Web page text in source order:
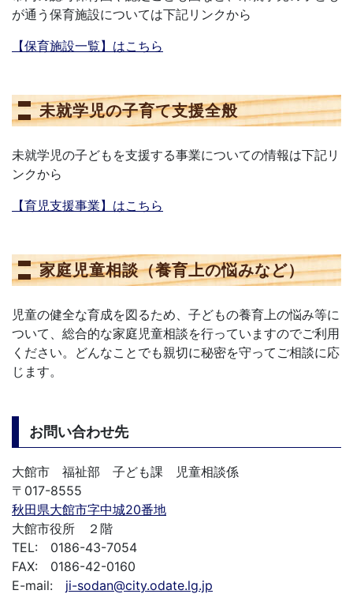
が通う保育施設については下記リンクから
【保育施設一覧】はこちら
未就学児の子育て支援全般
未就学児の子どもを支援する事業についての情報は下記リ
ンクから
【育児支援事業】はこちら
家庭児童相談（養育上の悩みなど）
児童の健全な育成を図るため、子どもの養育上の悩み等に
ついて、総合的な家庭児童相談を行っていますのでご利用
ください。どんなことでも親切に秘密を守ってご相談に応
じます。
お問い合わせ先
大館市 福祉部 子ども課 児童相談係
〒017-8555
秋田県大館市字中城20番地
大館市役所 ２階
TEL: 0186-43-7054
FAX: 0186-42-0160
E-mail: ji-sodan@city.odate.lg.jp